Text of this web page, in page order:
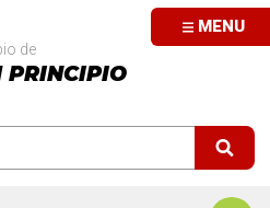
MENU
de
PRINCIPIO